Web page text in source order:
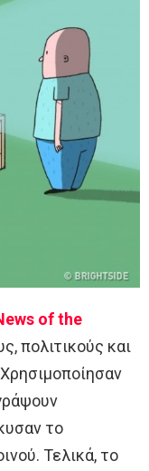
of the
πολιτικούς και
το
Τελικά, το